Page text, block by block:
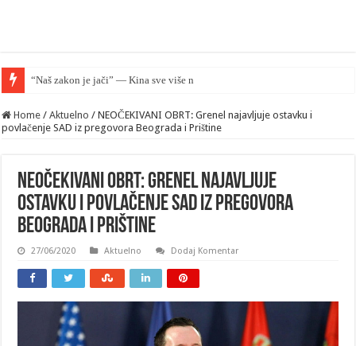
“Naš zakon je jači” — Kina sve više nadmašuje SAD u pravnom smis
Home / Aktuelno / NEOČEKIVANI OBRT: Grenel najavljuje ostavku i
povlačenje SAD iz pregovora Beograda i Prištine
NEOČEKIVANI OBRT: Grenel najavljuje
ostavku i povlačenje SAD iz pregovora
Beograda i Prištine
27/06/2020 Aktuelno Dodaj Komentar